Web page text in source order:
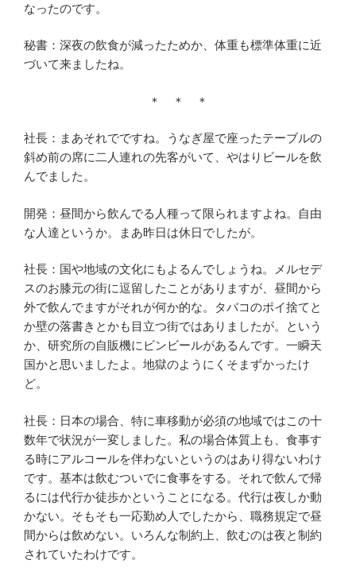
なったのです。
秘書：深夜の飲食が減ったためか、体重も標準体重に近
づいて来ましたね。
＊ ＊ ＊
社長：まあそれでですね。うなぎ屋で座ったテーブルの
斜め前の席に二人連れの先客がいて、やはりビールを飲
んでました。
開発：昼間から飲んでる人種って限られますよね。自由
な人達というか。まあ昨日は休日でしたが。
社長：国や地域の文化にもよるんでしょうね。メルセデ
スのお膝元の街に逗留したことがありますが、昼間から
外で飲んでますがそれが何か的な。タバコのポイ捨てと
か壁の落書きとかも目立つ街ではありましたが。という
か、研究所の自販機にビンビールがあるんです。一瞬天
国かと思いましたよ。地獄のようにくそまずかったけ
ど。
社長：日本の場合、特に車移動が必須の地域ではこの十
数年で状況が一変しました。私の場合体質上も、食事す
る時にアルコールを伴わないというのはあり得ないわけ
です。基本は飲むついでに食事をする。それで飲んで帰
るには代行か徒歩かということになる。代行は夜しか動
かない。そもそも一応勤め人でしたから、職務規定で昼
間からは飲めない。いろんな制約上、飲むのは夜と制約
されていたわけです。